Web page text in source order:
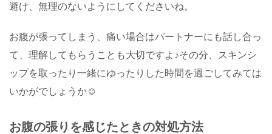
避け、無理のないようにしてくださいね。
お腹が張ってしまう、痛い場合はパートナーにも話し合っ
て、理解してもらうことも大切ですよ♪その分、スキンシ
ップを取ったり一緒にゆったりした時間を過ごしてみては
いかがでしょうか☺️
お腹の張りを感じたときの対処方法